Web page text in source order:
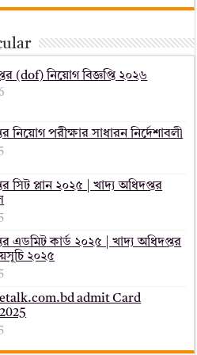
(dof) নিয়োগ বিজ্ঞপ্তি ২০২৬
নিয়োগ পরীক্ষার সাধারন নির্দেশাবলী
সিট প্লান ২০২৫ | খাদ্য অধিদপ্তর
এডমিট কার্ড ২০২৫ | খাদ্য অধিদপ্তর
২০২৫
admit Card